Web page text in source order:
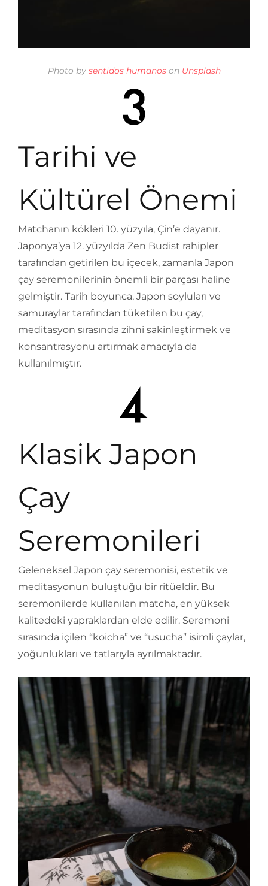
Photo by sentidos humanoson Unsplash
Tarihi ve
Kültürel Önemi
Matchanın kökleri 10. yüzyıla, Çin’e dayanır.
Japonya’ya 12. yüzyılda Zen Budist rahipler
tarafından getirilen bu içecek, zamanla Japon
çay seremonilerinin önemli bir parçası haline
gelmiştir. Tarih boyunca, Japon soyluları ve
samuraylar tarafından tüketilen bu çay,
meditasyon sırasında zihni sakinleştirmek ve
konsantrasyonu artırmak amacıyla da
kullanılmıştır.
Klasik Japon
Çay
Seremonileri
Geleneksel Japon çay seremonisi, estetik ve
meditasyonun buluştuğu bir ritüeldir. Bu
seremonilerde kullanılan matcha, en yüksek
kalitedeki yapraklardan elde edilir. Seremoni
sırasında içilen “koicha” ve “usucha” isimli çaylar,
yoğunlukları ve tatlarıyla ayrılmaktadır.